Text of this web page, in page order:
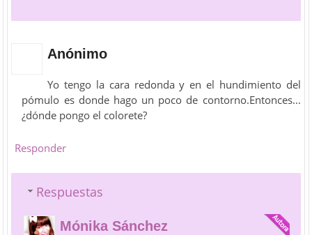
Anónimo
Yo tengo la cara redonda y en el hundimiento del
pómulo es donde hago un poco de contorno.Entonces...
¿dónde pongo el colorete?
Responder
Respuestas
Mónika Sánchez